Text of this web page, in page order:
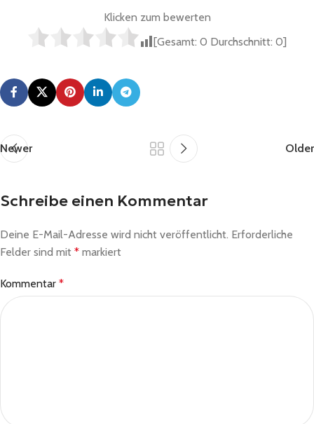
Klicken zum bewerten
[Gesamt: 0 Durchschnitt: 0]
Newer Older
Schreibe einen Kommentar
Deine E-Mail-Adresse wird nicht veröffentlicht. Erforderliche
Felder sind mit * markiert
Kommentar *